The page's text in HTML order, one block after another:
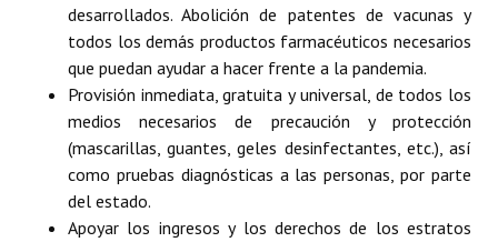
desarrollados. Abolición de patentes de vacunas y
todos los demás productos farmacéuticos necesarios
que puedan ayudar a hacer frente a la pandemia.
Provisión inmediata, gratuita y universal, de todos los
medios necesarios de precaución y protección
(mascarillas, guantes, geles desinfectantes, etc.), así
como pruebas diagnósticas a las personas, por parte
del estado.
Apoyar los ingresos y los derechos de los estratos